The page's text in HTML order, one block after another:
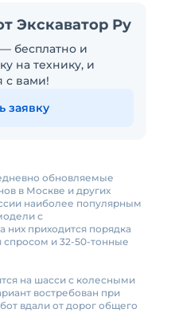
Экскаватор Ру
бесплатно и
на технику, и
с вами!
заявку
обновляемые
в Москве и других
наиболее популярным
с
них приходится порядка
спросом и 32-50-тонные
на шасси с колесными
востребован при
вдали от дорог общего